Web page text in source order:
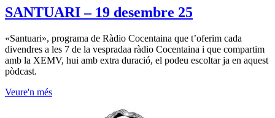
SANTUARI – 19 desembre 25
«Santuari», programa de Ràdio Cocentaina que t’oferim cada
divendres a les 7 de la vespradaa ràdio Cocentaina i que compartim
amb la XEMV, hui amb extra duració, el podeu escoltar ja en aquest
pòdcast.
Veure'n més